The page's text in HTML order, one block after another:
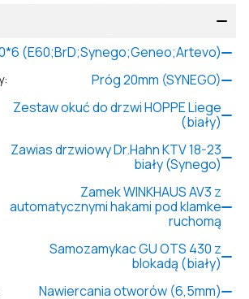
(E60;BrD;Synego;Geneo;Artevo)
: Próg 20mm (SYNEGO)
Zestaw okuć do drzwi HOPPE Liege
(biały)
Zawias drzwiowy Dr.Hahn KTV 18-23
biały (Synego)
Zamek WINKHAUS AV3 z
automatycznymi hakami pod klamke
ruchomą
Samozamykac GU OTS 430 z
blokadą (biały)
Nawiercania otworów (6,5mm)